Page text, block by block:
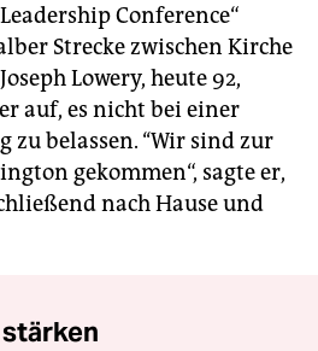
Conference“
Strecke zwischen Kirche
Lowery, heute 92,
auf, es nicht bei einer
belassen. ‘‘Wir sind zur
gekommen“, sagte er,
nach Hause und